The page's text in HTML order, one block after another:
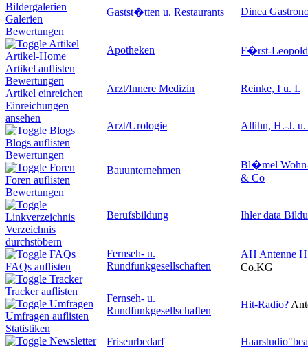
Bildergalerien
Galerien
Bewertungen
Artikel
Artikel-Home
Artikel auflisten
Bewertungen
Artikel einreichen
Einreichungen
ansehen
Blogs
Blogs auflisten
Bewertungen
Foren
Foren auflisten
Bewertungen
Linkverzeichnis
Verzeichnis
durchstöbern
FAQs
FAQs auflisten
Tracker
Tracker auflisten
Umfragen
Umfragen auflisten
Statistiken
Newsletter
Gastst�tten u. Restaurants Dinea
Apotheken F�rst-Leopold
Arzt/Innere Medizin Reinke, I u. I.
Arzt/Urologie Allihn, H.-J. u.
Bauunternehmen
Bl�mel
& Co
Berufsbildung Ihler data
Fernseh- u.
Rundfunkgesellschaften
AH Antenne
Co.KG
Fernseh- u.
Rundfunkgesellschaften
Hit-Radio?
Friseurbedarf